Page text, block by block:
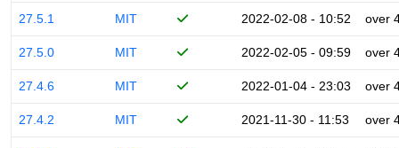
27.5.1 MIT 2022-02-08 - 10:52 over
27.5.0 MIT 2022-02-05 - 09:59 over
27.4.6 MIT 2022-01-04 - 23:03 over
27.4.2 MIT 2021-11-30 - 11:53 over